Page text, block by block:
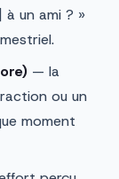
un ami ? »
— la
ou un
moment